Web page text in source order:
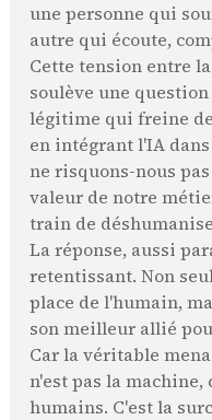
une personne qui
autre qui écoute,
Cette tension entre
soulève une
légitime qui freine
en intégrant l'IA
ne risquons-nous
valeur de notre
train de
La réponse, aussi
retentissant. Non
place de l'humain,
son meilleur allié
Car la véritable
n'est pas la machine,
humains. C'est la